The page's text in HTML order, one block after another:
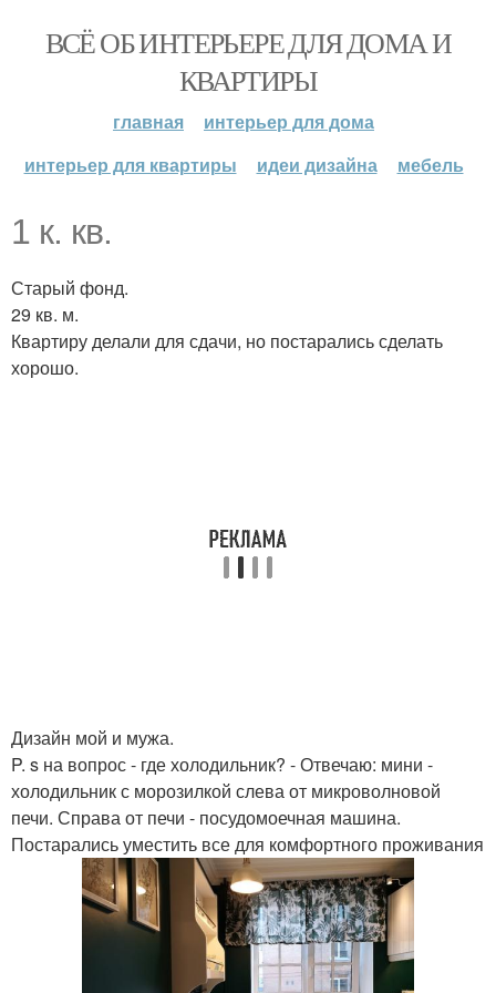
ВСЁ ОБ ИНТЕРЬЕРЕ ДЛЯ ДОМА И
КВАРТИРЫ
главная
интерьер для дома
интерьер для квартиры
идеи дизайна мебель
1 к. кв.
Старый фонд.
29 кв. м.
Квартиру делали для сдачи, но постарались сделать
хорошо.
Дизайн мой и мужа.
P. s на вопрос - где холодильник? - Отвечаю: мини -
холодильник с морозилкой слева от микроволновой
печи. Справа от печи - посудомоечная машина.
Постарались уместить все для комфортного проживания